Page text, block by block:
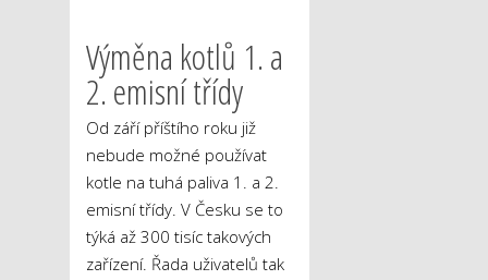
Výměna kotlů 1. a
2. emisní třídy
Od září příštího roku již
nebude možné používat
kotle na tuhá paliva 1. a 2.
emisní třídy. V Česku se to
týká až 300 tisíc takových
zařízení. Řada uživatelů tak